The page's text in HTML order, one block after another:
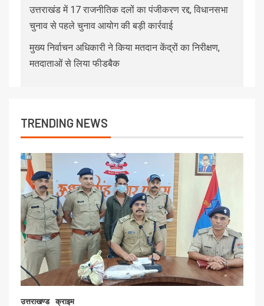
उत्तराखंड में 17 राजनीतिक दलों का पंजीकरण रद्द, विधानसभा
चुनाव से पहले चुनाव आयोग की बड़ी कार्रवाई
मुख्य निर्वाचन अधिकारी ने किया मतदान केंद्रों का निरीक्षण,
मतदाताओं से लिया फीडबैक
TRENDING NEWS
उत्तराखण्ड क्राइम